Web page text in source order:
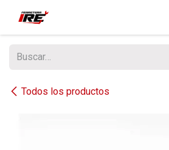
Todos los productos